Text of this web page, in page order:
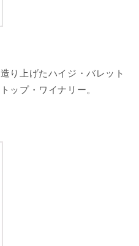
り上げたハイジ・バレット
ップ・ワイナリー。